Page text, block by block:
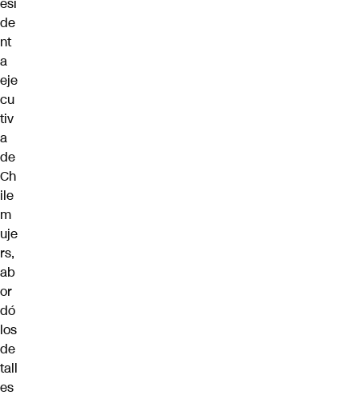
de
nt
a
eje
cu
tiv
a
de
Ch
ile
m
uje
rs,
ab
or
dó
los
de
tall
es